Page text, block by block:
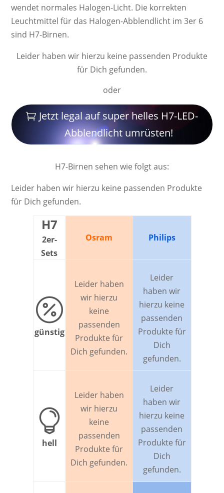
wendet nor­ma­les Ha­lo­gen-Licht. Die kor­rek­ten
Leucht­mittel für das Halogen-Abblendlicht im 3er 6
sind H7-Birnen.
Leider haben wir hierzu keine passenden Produkte
für Dich gefunden.
oder
Jetzt legal auf super helles H7-LED-
Abblendlicht umrüsten!
H7-Birnen sehen wie folgt aus:
Leider haben wir hierzu keine passenden Produkte
für Dich gefunden.
H7
2er-
Sets
Osram Philips

günstig
Leider haben
wir hierzu
keine
passenden
Produkte für
Dich gefunden.
Leider
haben wir
hierzu keine
passenden
Produkte für
Dich
gefunden.

hell
Leider haben
wir hierzu
keine
passenden
Produkte für
Dich gefunden.
Leider
haben wir
hierzu keine
passenden
Produkte für
Dich
gefunden.